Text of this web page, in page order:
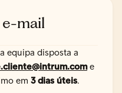
mail
equipa disposta a
e
em 3 dias úteis.